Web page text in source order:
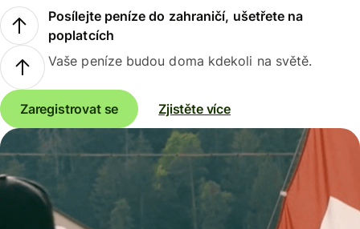
Posílejte peníze do zahraničí, ušetřete na
poplatcích
Vaše peníze budou doma kdekoli na světě.
Zaregistrovat se Zjistěte více